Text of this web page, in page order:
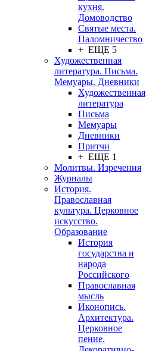
кухня.
Домоводство
Святые места.
Паломничество
+ ЕЩЕ 5
Художественная
литература. Письма.
Мемуары. Дневники
Художественная
литература
Письма
Мемуары
Дневники
Притчи
+ ЕЩЕ 1
Молитвы. Изречения
Журналы
История.
Православная
культура. Церковное
искусство.
Образование
История
государства и
народа
Российского
Православная
мысль
Иконопись.
Архитектура.
Церковное
пение.